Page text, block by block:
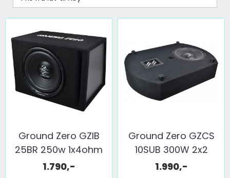
Ground Zero GZIB
25BR 250w 1x4ohm
1.790,-
Ground Zero GZCS
10SUB 300W 2x2
Ohm
1.990,-